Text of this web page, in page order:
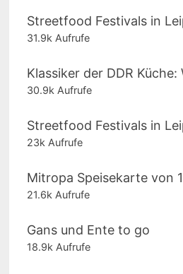
Streetfood Festivals in
31.9k Aufrufe
Klassiker der DDR
30.9k Aufrufe
Streetfood Festivals in
23k Aufrufe
Mitropa Speisekarte von
21.6k Aufrufe
Gans und Ente to go
18.9k Aufrufe